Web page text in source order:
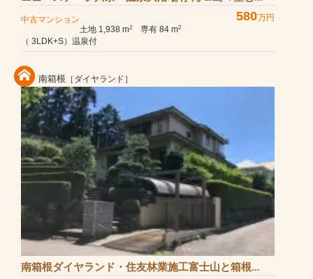
中古マンション 580万円
土地 1,938 m2 専有 84 m2
（ 3LDK+S）温泉付
南箱根 ［ダイヤランド］
南箱根ダイヤランド・住友林業施工富士山と箱根...